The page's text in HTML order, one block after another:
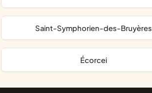
Saint-Symphorien-des-Bruyères
Écorcei